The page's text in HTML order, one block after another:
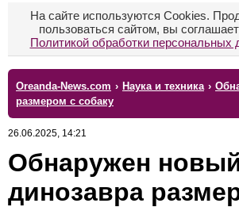
На сайте используются Cookies.
пользоваться сайтом, вы
Политикой обработки персональных
Oreanda-News.com › Наука и техника ›
размером с собаку
26.06.2025, 14:21
Обнаружен
динозавра